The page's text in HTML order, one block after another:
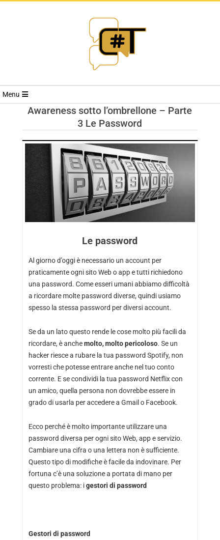
RIVISTA
TRENDS
Menu
Awareness sotto l’ombrellone – Parte
3 Le Password
Le password
Al giorno d’oggi è necessario un account per
praticamente ogni sito Web o app e tutti richiedono
una password. Come esseri umani abbiamo difficoltà
a ricordare molte password diverse, quindi usiamo
spesso la stessa password per diversi account.
Se da un lato questo rende le cose molto più facili da
ricordare, è anchemolto, molto pericoloso. Se un
hacker riesce a rubare la tua password Spotify, non
vorresti che potesse entrare anche nel tuo conto
corrente. E se condividi la tua password Netflix con
un amico, quella persona non dovrebbe essere in
grado di usarla per accedere a Gmail o Facebook.
Ecco perché è molto importante utilizzare una
password diversa per ogni sito Web, app e servizio.
Cambiare una cifra o una lettera non è sufficiente.
Questo tipo di modifiche è facile da indovinare. Per
fortuna c’è una soluzione a portata di mano per
questo problema: igestori di password
Gestori di password